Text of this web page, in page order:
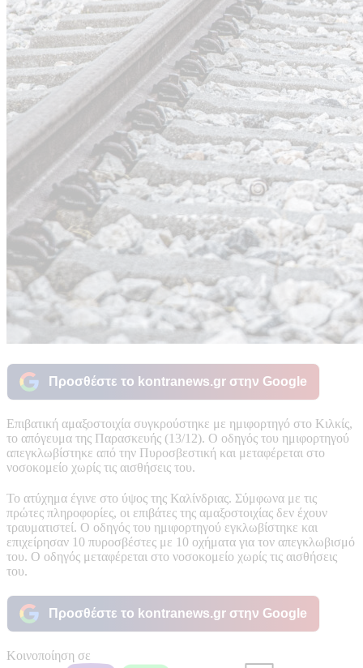
Προσθέστε το kontranews.gr στην Google
Επιβατική αμαξοστοιχία συγκρούστηκε με ημιφορτηγό στο Κιλκίς,
το απόγευμα της Παρασκευής (13/12). Ο οδηγός του ημιφορτηγού
απεγκλωβίστηκε από την Πυροσβεστική και μεταφέρεται στο
νοσοκομείο χωρίς τις αισθήσεις του.
Το ατύχημα έγινε στο ύψος της Καλίνδριας. Σύμφωνα με τις
πρώτες πληροφορίες, οι επιβάτες της αμαξοστοιχίας δεν έχουν
τραυματιστεί. Ο οδηγός του ημιφορτηγού εγκλωβίστηκε και
επιχείρησαν 10 πυροσβέστες με 10 οχήματα για τον απεγκλωβισμό
του. Ο οδηγός μεταφέρεται στο νοσοκομείο χωρίς τις αισθήσεις
του.
Προσθέστε το kontranews.gr στην Google
Κοινοποίηση σε